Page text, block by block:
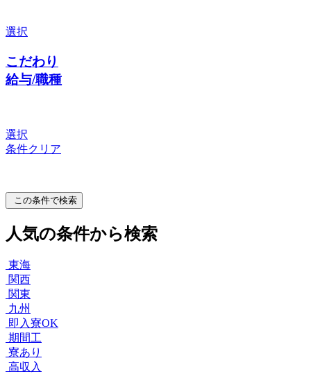
選択
こだわり
給与/職種
選択
条件クリア
この条件で検索
人気の条件から検索
東海
関西
関東
九州
即入寮OK
期間工
寮あり
高収入